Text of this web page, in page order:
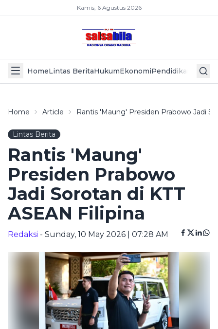
Kamis, 6 Agustus 2026
HomeLintas BeritaHukumEkonomiPendidikan Politik
Home Article Rantis 'Maung' Presiden Prabowo Jadi
Lintas Berita
Rantis 'Maung'
Presiden Prabowo
Jadi Sorotan di KTT
ASEAN Filipina
Redaksi - Sunday, 10 May 2026 | 07:28 AM